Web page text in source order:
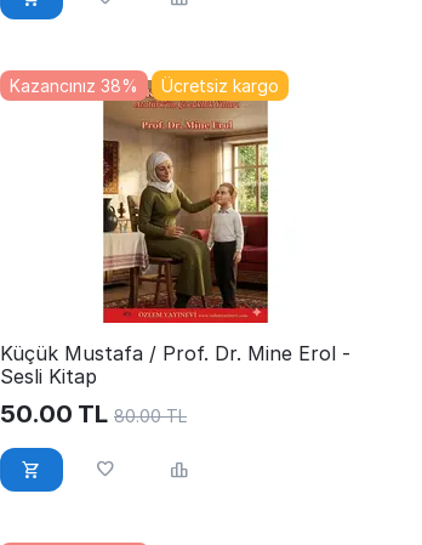
Ücretsiz kargo
Kazancınız 38%
Küçük Mustafa / Prof. Dr. Mine Erol -
Sesli Kitap
50.00 TL 80.00 TL